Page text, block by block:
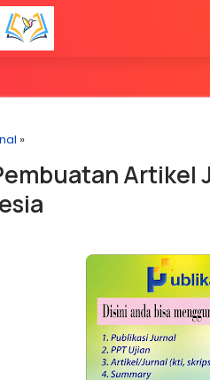
»
Artikel